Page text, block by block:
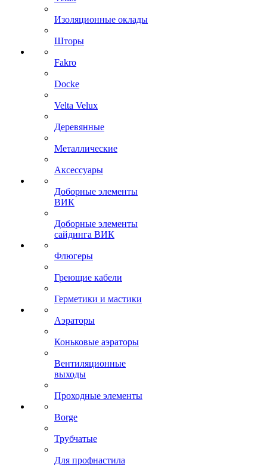
Изоляционные оклады
Шторы
Fakro
Docke
Velta Velux
Деревянные
Металлические
Аксессуары
Доборные элементы
ВИК
Доборные элементы
сайдинга ВИК
Флюгеры
Греющие кабели
Герметики и мастики
Аэраторы
Коньковые аэраторы
Вентиляционные
выходы
Проходные элементы
Borge
Трубчатые
Для профнастила